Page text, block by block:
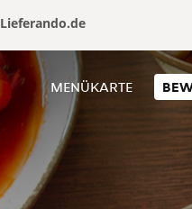
Lieferando.de
MENÜKARTE